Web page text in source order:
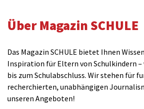
Über Magazin SCHULE
Das Magazin SCHULE bietet Ihnen
Inspiration für Eltern von Schulkindern –
bis zum Schulabschluss. Wir stehen für
recherchierten, unabhängigen
unseren Angeboten!